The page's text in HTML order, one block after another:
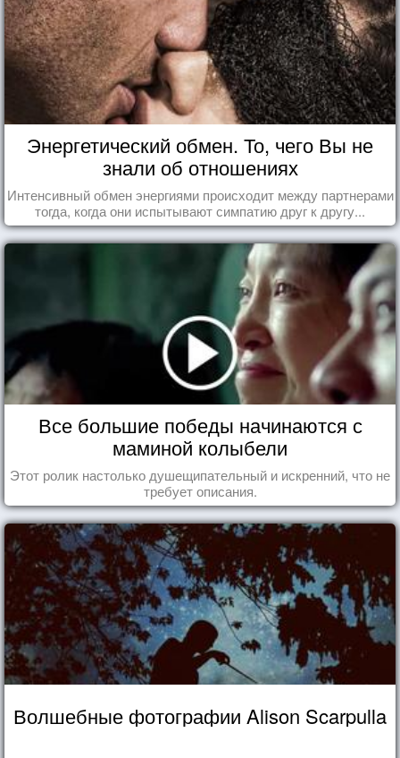
Энергетический обмен. То, чего Вы не
знали об отношениях
Интенсивный обмен энергиями происходит между партнерами
тогда, когда они испытывают симпатию друг к другу...
Все большие победы начинаются с
маминой колыбели
Этот ролик настолько душещипательный и искренний, что не
требует описания.
Волшебные фотографии Alison Scarpulla